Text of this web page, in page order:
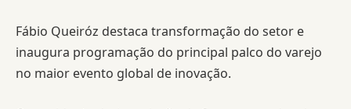
Fábio Queiróz destaca transformação do setor e
inaugura programação do principal palco do varejo
no maior evento global de inovação.